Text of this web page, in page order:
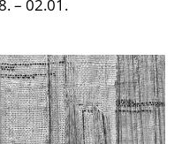
– 02.01.